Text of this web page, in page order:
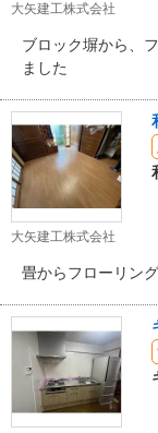
大矢建工株式会社
ブロック塀から、
ました
大矢建工株式会社
畳からフローリン